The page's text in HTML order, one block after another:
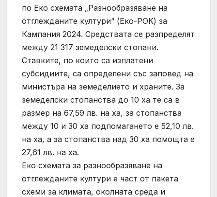
по Еко схемата „Разнообразяване на
отглежданите култури“ (Еко-РОК) за
Кампания 2024. Средствата се разпределят
между 21 317 земеделски стопани.
Ставките, по които са изплатени
субсидиите, са определени със заповед на
министъра на земеделието и храните. За
земеделски стопанства до 10 ха те са в
размер на 67,59 лв. на ха, за стопанства
между 10 и 30 ха подпомагането е 52,10 лв.
на ха, а за стопанства над 30 ха помощта е
27,61 лв. на ха.
Еко схемата за разнообразяване на
отглежданите култури е част от пакета
схеми за климата, околната среда и